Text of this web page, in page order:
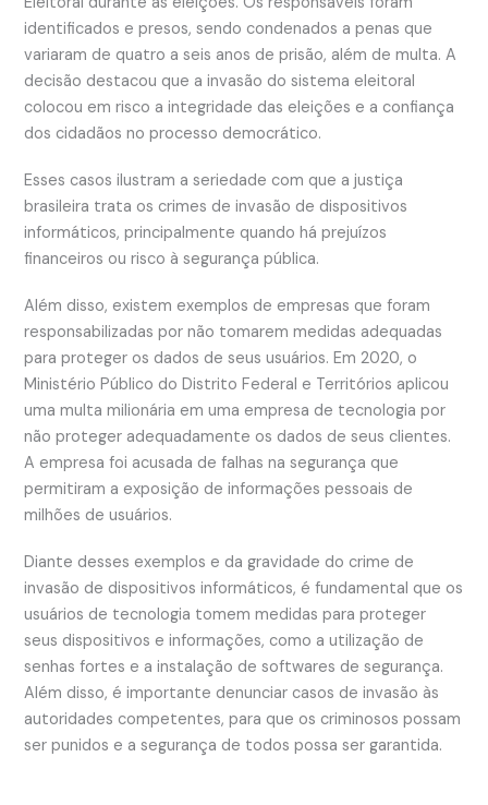
identificados e presos, sendo condenados a penas que
variaram de quatro a seis anos de prisão, além de multa. A
decisão destacou que a invasão do sistema eleitoral
colocou em risco a integridade das eleições e a confiança
dos cidadãos no processo democrático.
Esses casos ilustram a seriedade com que a justiça
brasileira trata os crimes de invasão de dispositivos
informáticos, principalmente quando há prejuízos
financeiros ou risco à segurança pública.
Além disso, existem exemplos de empresas que foram
responsabilizadas por não tomarem medidas adequadas
para proteger os dados de seus usuários. Em 2020, o
Ministério Público do Distrito Federal e Territórios aplicou
uma multa milionária em uma empresa de tecnologia por
não proteger adequadamente os dados de seus clientes.
A empresa foi acusada de falhas na segurança que
permitiram a exposição de informações pessoais de
milhões de usuários.
Diante desses exemplos e da gravidade do crime de
invasão de dispositivos informáticos, é fundamental que os
usuários de tecnologia tomem medidas para proteger
seus dispositivos e informações, como a utilização de
senhas fortes e a instalação de softwares de segurança.
Além disso, é importante denunciar casos de invasão às
autoridades competentes, para que os criminosos possam
ser punidos e a segurança de todos possa ser garantida.